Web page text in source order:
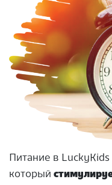
Питание в
который